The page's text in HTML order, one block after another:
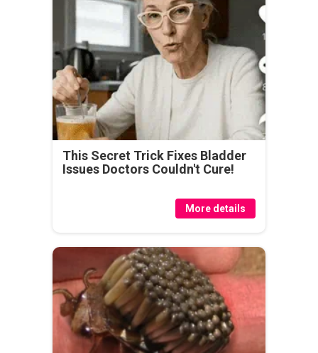
This Secret Trick Fixes Bladder
Issues Doctors Couldn't Cure!
More details